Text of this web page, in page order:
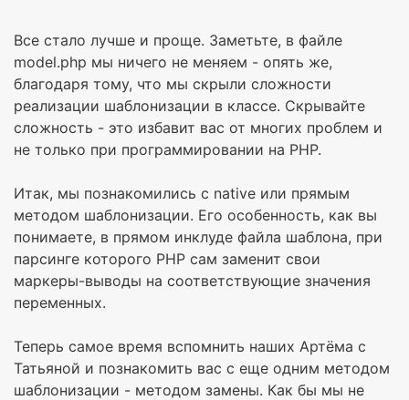
Все стало лучше и проще. Заметьте, в файле
model.php мы ничего не меняем - опять же,
благодаря тому, что мы скрыли сложности
реализации шаблонизации в классе. Скрывайте
сложность - это избавит вас от многих проблем и
не только при программировании на PHP.
Итак, мы познакомились с native или прямым
методом шаблонизации. Его особенность, как вы
понимаете, в прямом инклуде файла шаблона, при
парсинге которого PHP сам заменит свои
маркеры-выводы на соответствующие значения
переменных.
Теперь самое время вспомнить наших Артёма с
Татьяной и познакомить вас с еще одним методом
шаблонизации - методом замены. Как бы мы не